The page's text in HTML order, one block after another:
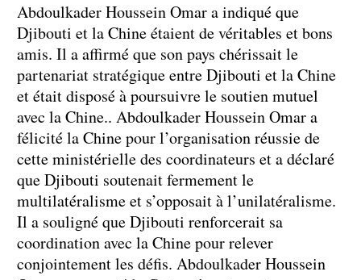
Abdoulkader Houssein Omar a indiqué que
Djibouti et la Chine étaient de véritables et bons
amis. Il a affirmé que son pays chérissait le
partenariat stratégique entre Djibouti et la Chine
et était disposé à poursuivre le soutien mutuel
avec la Chine.. Abdoulkader Houssein Omar a
félicité la Chine pour l’organisation réussie de
cette ministérielle des coordinateurs et a déclaré
que Djibouti soutenait fermement le
multilatéralisme et s’opposait à l’unilatéralisme.
Il a souligné que Djibouti renforcerait sa
coordination avec la Chine pour relever
conjointement les défis. Abdoulkader Houssein